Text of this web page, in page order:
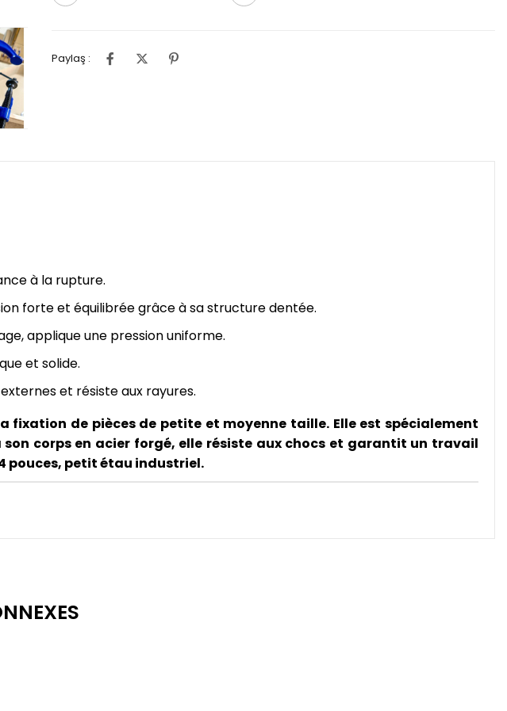
Paylaş :
à la rupture.
forte et équilibrée grâce à sa structure dentée.
applique une pression uniforme.
et solide.
et résiste aux rayures.
fixation de pièces de petite et moyenne taille. Elle est spécialement
corps en acier forgé, elle résiste aux chocs et garantit un travail
pouces, petit étau industriel.